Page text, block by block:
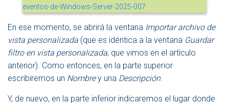
En ese momento, se abrirá la ventana Importar archivo de
vista personalizada (que es idéntica a la ventana Guardar
filtro en vista personalizada, que vimos en el artículo
anterior). Como entonces, en la parte superior
escribiremos un Nombrey una Descripción.
Y, de nuevo, en la parte inferior indicaremos el lugar donde